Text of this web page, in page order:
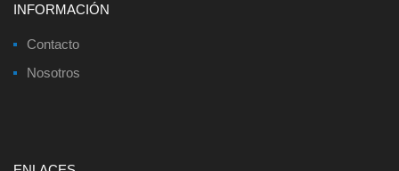
INFORMACIÓN
Contacto
Nosotros